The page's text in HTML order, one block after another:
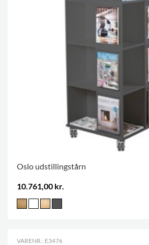
Oslo udstillingstårn
10.761,00 kr.
VARENR.: E3476